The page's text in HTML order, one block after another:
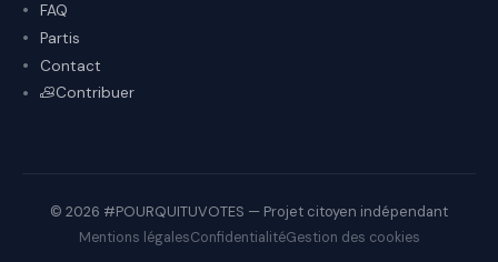
FAQ
Partis
Contact
Contribuer
© 2026 #POURQUITUVOTES — Projet citoyen indépendant
Mentions légalesConfidentialitéGestion des cookies